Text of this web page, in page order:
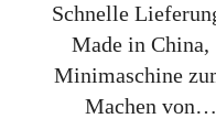
Schnelle
Made in China,
Minimaschine
Machen von